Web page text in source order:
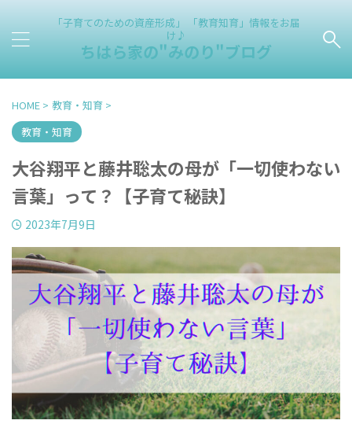
「子育てのための資産形成」 「教育知育」情報をお届
け♪
ちはら家の"みのり"ブログ
HOME > 教育・知育 >
教育・知育
大谷翔平と藤井聡太の母が「一切使わない
言葉」って？【子育て秘訣】
2023年7月9日